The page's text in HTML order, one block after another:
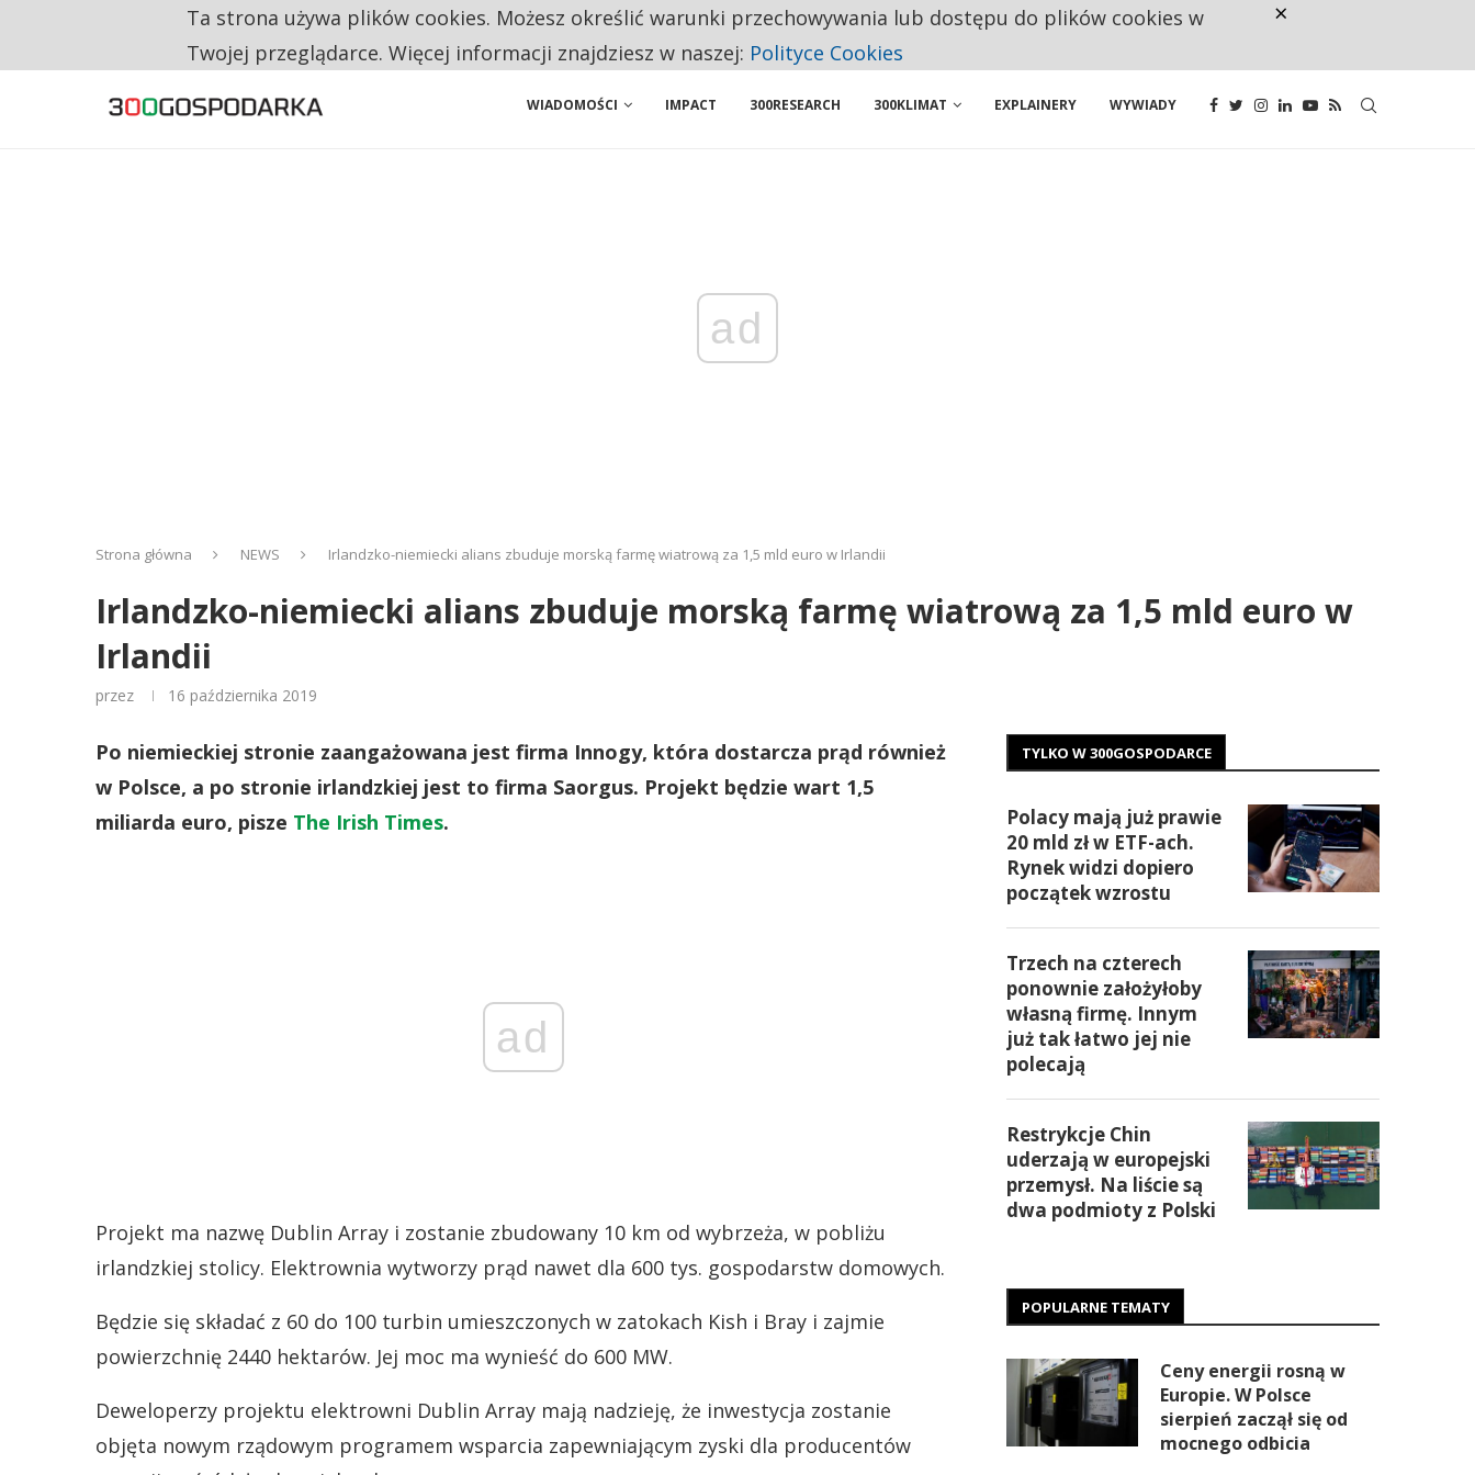
RESTRYKCJE CHIN UDERZAJĄ W EUROPEJSKI PRZEMYSŁ. NA LIŚCIE SĄ DWA PODMIOTY Z POLSKI
WIADOMOŚCI IMPACT 300RESEARCH 300KLIMAT EXPLAINERY WYWIADY
ad
Strona główna NEWS Irlandzko-niemiecki alians zbuduje morską farmę wiatrową za 1,5 mld euro w Irlandii
Irlandzko-niemiecki alians zbuduje morską farmę wiatrową za 1,5 mld euro w
Irlandii
przez 16 października 2019
Po niemieckiej stronie zaangażowana jest firma Innogy, która dostarcza prąd również
w Polsce, a po stronie irlandzkiej jest to firma Saorgus. Projekt będzie wart 1,5
miliarda euro, pisze The Irish Times.
ad
Projekt ma nazwę Dublin Array i zostanie zbudowany 10 km od wybrzeża, w pobliżu
irlandzkiej stolicy. Elektrownia wytworzy prąd nawet dla 600 tys. gospodarstw domowych.
Będzie się składać z 60 do 100 turbin umieszczonych w zatokach Kish i Bray i zajmie
powierzchnię 2440 hektarów. Jej moc ma wynieść do 600 MW.
Deweloperzy projektu elektrowni Dublin Array mają nadzieję, że inwestycja zostanie
objęta nowym rządowym programem wsparcia zapewniającym zyski dla producentów
TYLKO W 300GOSPODARCE
Polacy mają już prawie
20 mld zł w ETF-ach.
Rynek widzi dopiero
początek wzrostu
Trzech na czterech
ponownie założyłoby
własną firmę. Innym
już tak łatwo jej nie
polecają
Restrykcje Chin
uderzają w europejski
przemysł. Na liście są
dwa podmioty z Polski
POPULARNE TEMATY
Ceny energii rosną w
Europie. W Polsce
sierpień zaczął się od
mocnego odbicia
Ta strona używa plików cookies. Możesz określić warunki przechowywania lub dostępu do plików cookies w
Twojej przeglądarce. Więcej informacji znajdziesz w naszej: Polityce Cookies
×